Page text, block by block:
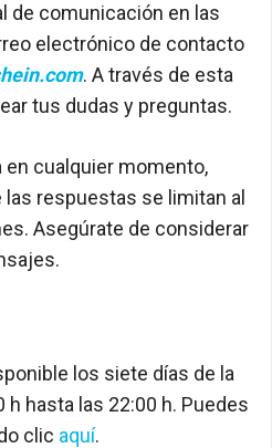
de comunicación en las
electrónico de contacto
. A través de esta
tus dudas y preguntas.
cualquier momento,
respuestas se limitan al
Asegúrate de considerar
los siete días de la
h hasta las 22:00 h. Puedes
clic aquí.